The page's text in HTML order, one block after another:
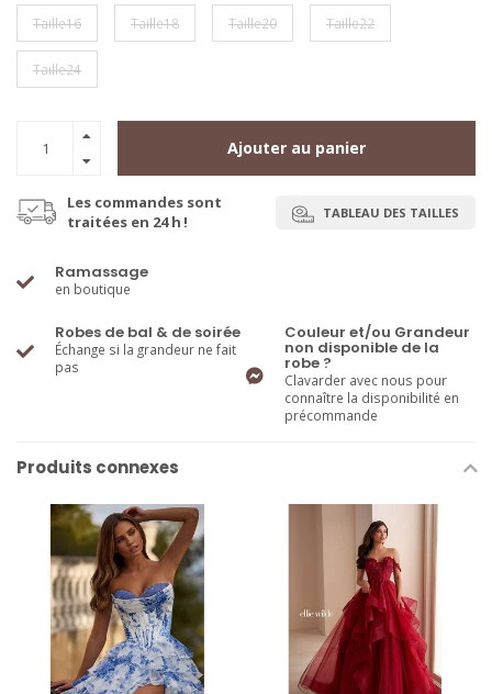
Taille16 Taille18 Taille20 Taille22
Taille24
Ajouter au panier
Les commandes sont
traitées en 24 h !
TABLEAU DES TAILLES
Ramassage
en boutique
Robes de bal & de soirée
Échange si la grandeur ne fait
pas
Couleur et/ou Grandeur
non disponible de la
robe ?
Clavarder avec nous pour
connaître la disponibilité en
précommande
Produits connexes